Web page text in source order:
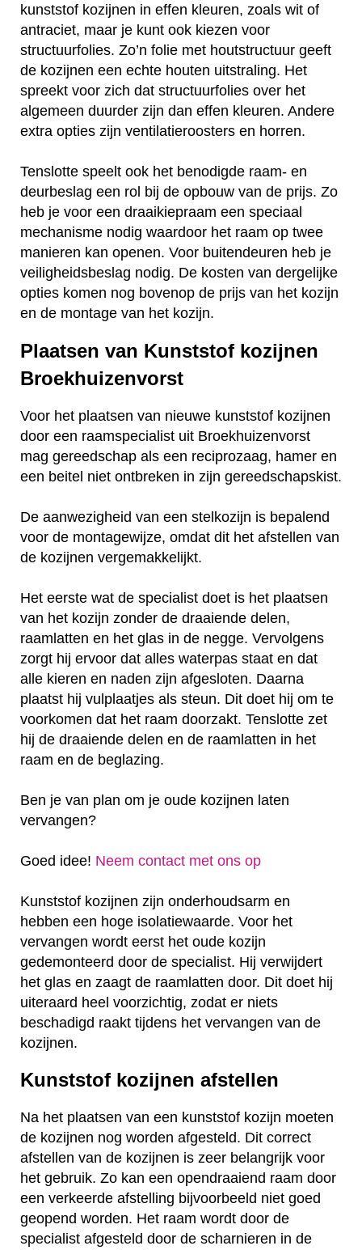
kunststof kozijnen in effen kleuren, zoals wit of
antraciet, maar je kunt ook kiezen voor
structuurfolies. Zo’n folie met houtstructuur geeft
de kozijnen een echte houten uitstraling. Het
spreekt voor zich dat structuurfolies over het
algemeen duurder zijn dan effen kleuren. Andere
extra opties zijn ventilatieroosters en horren.
Tenslotte speelt ook het benodigde raam- en
deurbeslag een rol bij de opbouw van de prijs. Zo
heb je voor een draaikiepraam een speciaal
mechanisme nodig waardoor het raam op twee
manieren kan openen. Voor buitendeuren heb je
veiligheidsbeslag nodig. De kosten van dergelijke
opties komen nog bovenop de prijs van het kozijn
en de montage van het kozijn.
Plaatsen van Kunststof kozijnen
Broekhuizenvorst
Voor het plaatsen van nieuwe kunststof kozijnen
door een raamspecialist uit Broekhuizenvorst
mag gereedschap als een reciprozaag, hamer en
een beitel niet ontbreken in zijn gereedschapskist.
De aanwezigheid van een stelkozijn is bepalend
voor de montagewijze, omdat dit het afstellen van
de kozijnen vergemakkelijkt.
Het eerste wat de specialist doet is het plaatsen
van het kozijn zonder de draaiende delen,
raamlatten en het glas in de negge. Vervolgens
zorgt hij ervoor dat alles waterpas staat en dat
alle kieren en naden zijn afgesloten. Daarna
plaatst hij vulplaatjes als steun. Dit doet hij om te
voorkomen dat het raam doorzakt. Tenslotte zet
hij de draaiende delen en de raamlatten in het
raam en de beglazing.
Ben je van plan om je oude kozijnen laten
vervangen?
Goed idee! Neem contact met ons op
Kunststof kozijnen zijn onderhoudsarm en
hebben een hoge isolatiewaarde. Voor het
vervangen wordt eerst het oude kozijn
gedemonteerd door de specialist. Hij verwijdert
het glas en zaagt de raamlatten door. Dit doet hij
uiteraard heel voorzichtig, zodat er niets
beschadigd raakt tijdens het vervangen van de
kozijnen.
Kunststof kozijnen afstellen
Na het plaatsen van een kunststof kozijn moeten
de kozijnen nog worden afgesteld. Dit correct
afstellen van de kozijnen is zeer belangrijk voor
het gebruik. Zo kan een opendraaiend raam door
een verkeerde afstelling bijvoorbeeld niet goed
geopend worden. Het raam wordt door de
specialist afgesteld door de scharnieren in de